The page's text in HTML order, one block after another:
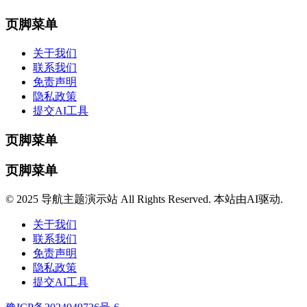
页脚菜单
关于我们
联系我们
免责声明
隐私政策
提交AI工具
页脚菜单
页脚菜单
© 2025 导航主题演示站 All Rights Reserved. 本站由AI驱动.
关于我们
联系我们
免责声明
隐私政策
提交AI工具